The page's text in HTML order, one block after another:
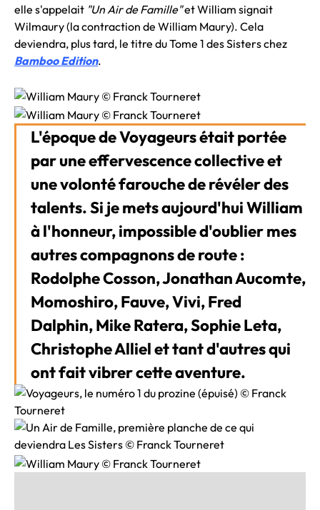
elle s'appelait "Un Air de Famille"et William signait
Wilmaury (la contraction de William Maury). Cela
deviendra, plus tard, le titre du Tome 1 des Sisters chez
Bamboo Edition.
L'époque de Voyageurs était portée
par une effervescence collective et
une volonté farouche de révéler des
talents. Si je mets aujourd'hui William
à l'honneur, impossible d'oublier mes
autres compagnons de route :
Rodolphe Cosson, Jonathan Aucomte,
Momoshiro, Fauve, Vivi, Fred
Dalphin, Mike Ratera, Sophie Leta,
Christophe Alliel et tant d'autres qui
ont fait vibrer cette aventure.